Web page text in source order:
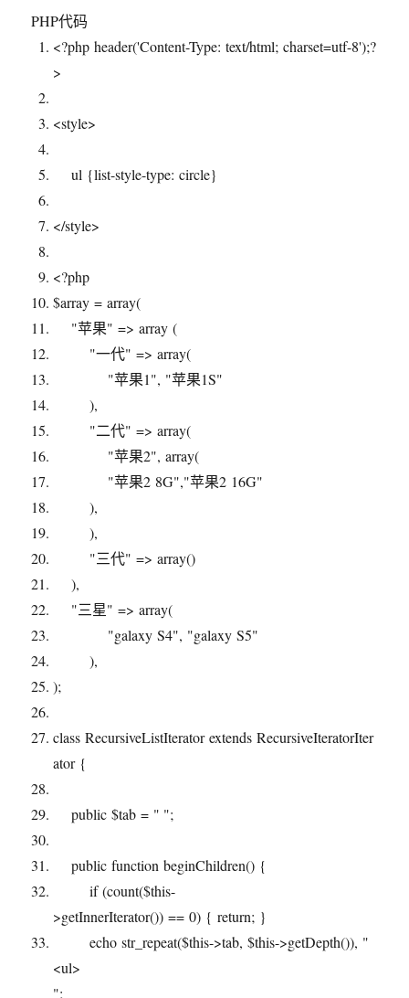
性
PHP代码
<?php header('Content-Type: text/html; charset=utf-8');?
>
<style>
ul {list-style-type: circle}
</style>
<?php
$array =array(
"苹果" =>array (
"一代" =>array(
"苹果1", "苹果1S"
),
"二代" =>array(
"苹果2",array(
"苹果2 8G","苹果2 16G"
),
),
"三代" =>array()
),
"三星" =>array(
"galaxy S4", "galaxy S5"
),
);
class RecursiveListIteratorextends RecursiveIteratorIter
ator {
public $tab = " ";
public function beginChildren() {
if(count($this-
>getInnerIterator()) == 0) {return; }
echo str_repeat($this->tab,$this->getDepth()), "
<ul>
";